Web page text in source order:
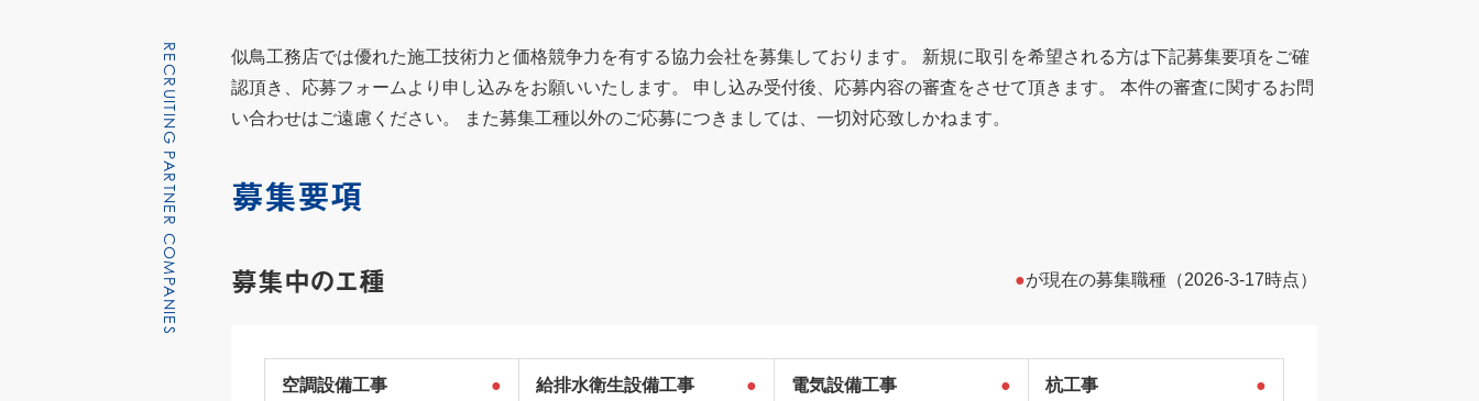
RECRUITING PARTNER COMPANIES
似鳥工務店では優れた施工技術力と価格競争力を有する協力会社を募集しております。 新規に取引を希望される方は下記募集要項をご確
認頂き、応募フォームより申し込みをお願いいたします。 申し込み受付後、応募内容の審査をさせて頂きます。 本件の審査に関するお問
い合わせはご遠慮ください。 また募集工種以外のご応募につきましては、一切対応致しかねます。
募集要項
募集中のエ種 ●が現在の募集職種（2026-3-17時点）
空調設備工事 ● 給排水衛生設備工事 ● 電気設備工事 ● 杭工事 ●